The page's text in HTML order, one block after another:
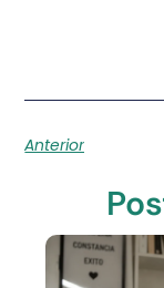
Anterior